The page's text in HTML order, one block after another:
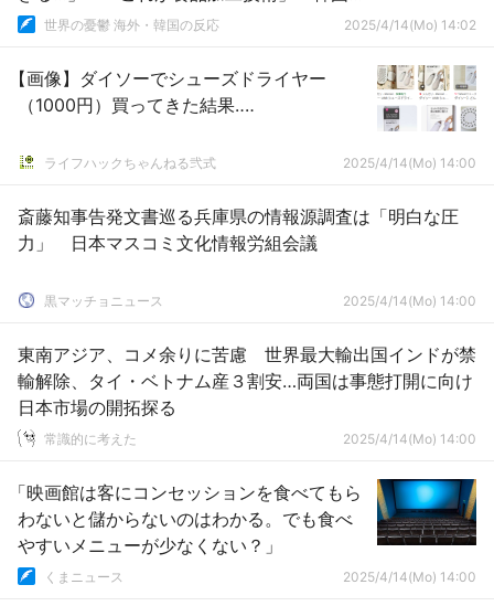
の反応世界の憂鬱 海外・韓国の反応 2025/4/14(Mo) 14:02
【画像】ダイソーでシューズドライヤー
（1000円）買ってきた結果‥‥
ライフハックちゃんねる弐式 2025/4/14(Mo) 14:00
斎藤知事告発文書巡る兵庫県の情報源調査は「明白な圧
力」 日本マスコミ文化情報労組会議
黒マッチョニュース 2025/4/14(Mo) 14:00
東南アジア、コメ余りに苦慮 世界最大輸出国インドが禁
輸解除、タイ・ベトナム産３割安…両国は事態打開に向け
日本市場の開拓探る
常識的に考えた 2025/4/14(Mo) 14:00
「映画館は客にコンセッションを食べてもら
わないと儲からないのはわかる。でも食べ
やすいメニューが少なくない？」
くまニュース 2025/4/14(Mo) 14:00